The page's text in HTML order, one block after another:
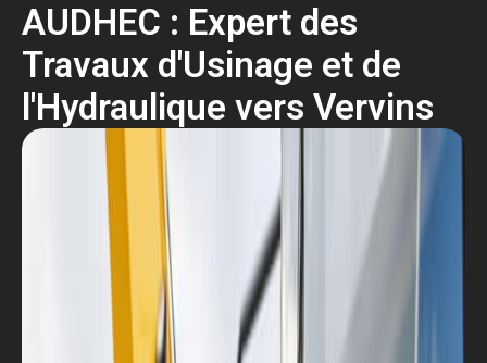
AUDHEC : Expert des
Travaux d'Usinage et de
l'Hydraulique vers Vervins